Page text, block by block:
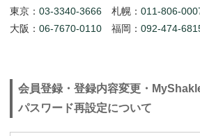
東京： 03-3340-3666 札幌： 011-806-
大阪： 06-7670-0110 福岡： 092-474-
会員登録・登録内容変更・
パスワード再設定について